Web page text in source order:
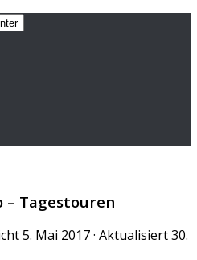
– Tagestouren
5. Mai 2017· Aktualisiert30.